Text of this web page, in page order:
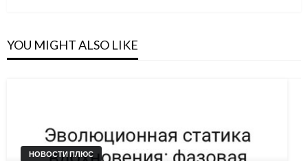
YOU MIGHT ALSO LIKE
НОВОСТИ ПЛЮС